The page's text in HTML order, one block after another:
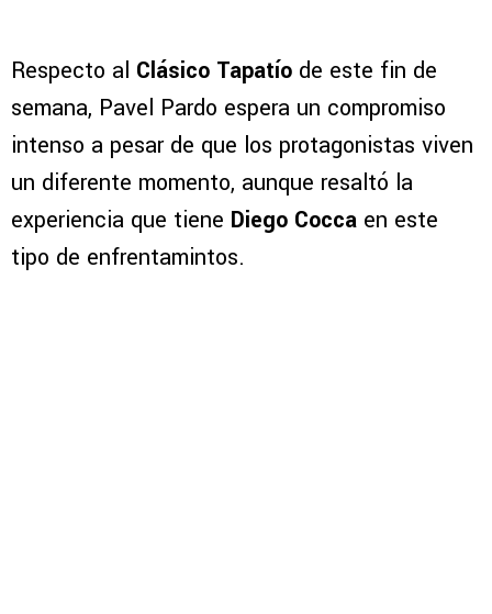
Respecto al Clásico Tapatío de este fin de
semana, Pavel Pardo espera un compromiso
intenso a pesar de que los protagonistas viven
un diferente momento, aunque resaltó la
experiencia que tiene Diego Cocca en este
tipo de enfrentamintos.